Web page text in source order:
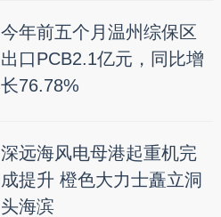
今年前五个月温州综保区
出口PCB2.1亿元，同比增
长76.78%
深远海风电母港起重机完
成提升 橙色大力士矗立洞
头海滨